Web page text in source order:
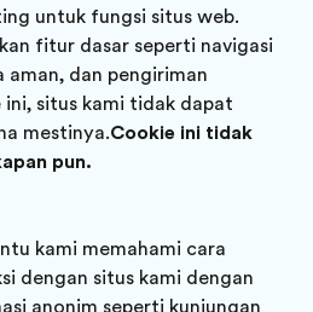
untuk fungsi situs web.
fitur dasar seperti navigasi
aman, dan pengiriman
situs kami tidak dapat
mestinya.Cookie ini tidak
pun.
kami memahami cara
dengan situs kami dengan
anonim seperti kunjungan